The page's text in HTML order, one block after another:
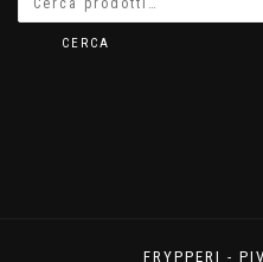
CERCA
FRYPPERI -